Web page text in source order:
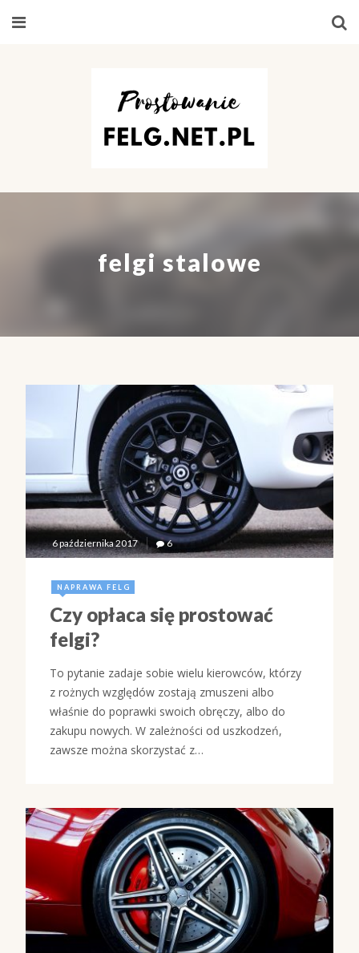
felgi stalowe
6 października 2017 6
NAPRAWA FELG
Czy opłaca się prostować
felgi?
To pytanie zadaje sobie wielu kierowców, którzy
z rożnych względów zostają zmuszeni albo
właśnie do poprawki swoich obręczy, albo do
zakupu nowych. W zależności od uszkodzeń,
zawsze można skorzystać z…